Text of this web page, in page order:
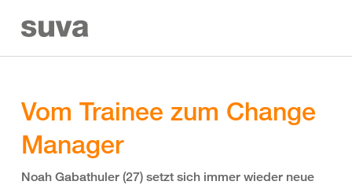
Vom Trainee zum Change
Manager
Noah Gabathuler (27) setzt sich immer wieder neue